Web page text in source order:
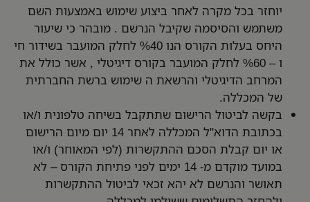
יוחזר בכל מקרה לאחר ביצוע שימוש באמצעות השם
משתמש והסיסמה שקיבל הנרשם . מובהר כי שיעור
היחס בעלות הקורס הנו %40 לחלק המועבר בשידור חי
ו – %60 לחלק המועבר בקורס דיגיטלי , אשר כולל את
המרחב הדיגיטלי והרשאת ה שימוש ברשת החברתית
של המכללה.
בקשה לביטול הרישום שתתקבל בשיחה טלפונית ו/או
בכתובת הדוא"ל המכללה לאחר 14 יום מיום הרישום
או יום קבלת הסכם ההתקשרות (לפי המאוחר) ו/או
במועד מוקדם מ- 14 ימים לפני פתיחת הקורס – לא
תאושר והנרשם לא יהא זכאי לביטול ההתקשרות